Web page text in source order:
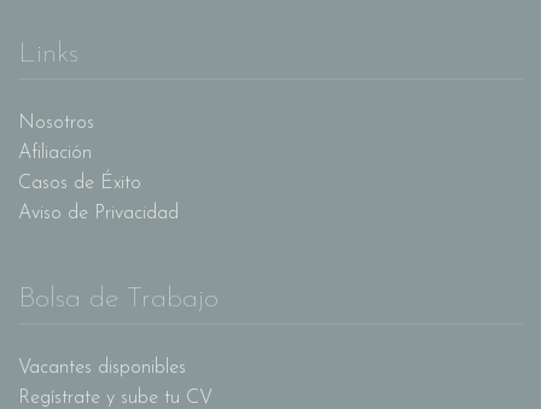
Links
Nosotros
Afiliación
Casos de Éxito
Aviso de Privacidad
Bolsa de Trabajo
Vacantes disponibles
Regístrate y sube tu CV